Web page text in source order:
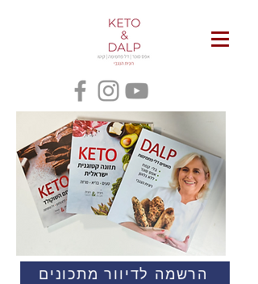
הרשמה לדיוור מתכונים